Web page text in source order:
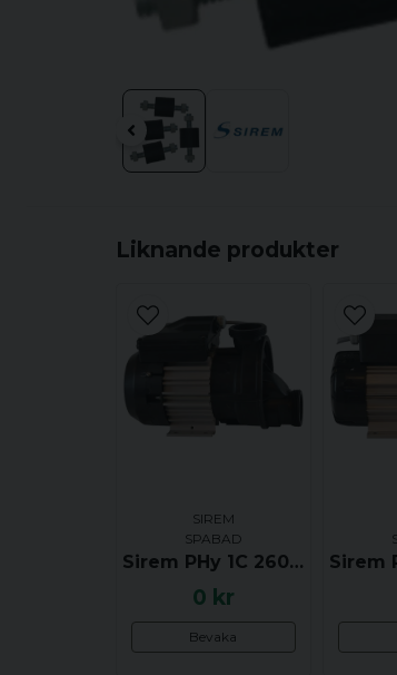
Liknande produkter
SIREM
SPABAD
Sirem PHy 1C 260 G4B - UTGÅTT
0 kr
Bevaka